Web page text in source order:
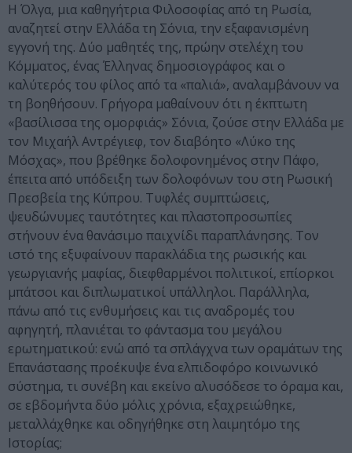
Η Όλγα, μια καθηγήτρια Φιλοσοφίας από τη Ρωσία,
αναζητεί στην Ελλάδα τη Σόνια, την εξαφανισμένη
εγγονή της. Δύο μαθητές της, πρώην στελέχη του
Κόμματος, ένας Έλληνας δημοσιογράφος και ο
καλύτερός του φίλος από τα «παλιά», αναλαμβάνουν να
τη βοηθήσουν. Γρήγορα μαθαίνουν ότι η έκπτωτη
«βασίλισσα της ομορφιάς» Σόνια, ζούσε στην Ελλάδα με
τον Μιχαήλ Αντρέγιεφ, τον διαβόητο «Λύκο της
Μόσχας», που βρέθηκε δολοφονημένος στην Πάφο,
έπειτα από υπόδειξη των δολοφόνων του στη Ρωσική
Πρεσβεία της Κύπρου. Τυφλές συμπτώσεις,
ψευδώνυμες ταυτότητες και πλαστοπροσωπίες
στήνουν ένα θανάσιμο παιχνίδι παραπλάνησης. Τον
ιστό της εξυφαίνουν παρακλάδια της ρωσικής και
γεωργιανής μαφίας, διεφθαρμένοι πολιτικοί, επίορκοι
μπάτσοι και διπλωματικοί υπάλληλοι. Παράλληλα,
πάνω από τις ενθυμήσεις και τις αναδρομές του
αφηγητή, πλανιέται το φάντασμα του μεγάλου
ερωτηματικού: ενώ από τα σπλάγχνα των οραμάτων της
Επανάστασης προέκυψε ένα ελπιδοφόρο κοινωνικό
σύστημα, τι συνέβη και εκείνο αλυσόδεσε το όραμα και,
σε εβδομήντα δύο μόλις χρόνια, εξαχρειώθηκε,
μεταλλάχθηκε και οδηγήθηκε στη λαιμητόμο της
Ιστορίας;